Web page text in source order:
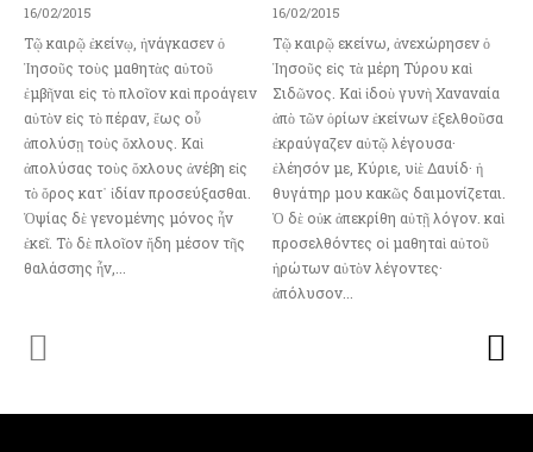
16/02/2015
Τῷ καιρῷ ἐκείνῳ, ἠνάγκασεν ὁ
Ἰησοῦς τοὺς μαθητὰς αὐτοῦ
ἐμβῆναι εἰς τὸ πλοῖον καὶ προάγειν
αὐτὸν εἰς τὸ πέραν, ἕως οὗ
ἀπολύσῃ τοὺς ὄχλους. Καὶ
ἀπολύσας τοὺς ὄχλους ἀνέβη εἰς
τὸ ὄρος κατ᾿ ἰδίαν προσεύξασθαι.
Ὀψίας δὲ γενομένης μόνος ἦν
ἐκεῖ. Τὸ δὲ πλοῖον ἤδη μέσον τῆς
θαλάσσης ἦν,...
16/02/2015
Τῷ καιρῷ εκείνω, ἀνεχώρησεν ὁ
Ἰησοῦς εἰς τὰ μέρη Τύρου καὶ
Σιδῶνος. Καὶ ἰδοὺ γυνὴ Χαναναία
ἀπὸ τῶν ὁρίων ἐκείνων ἐξελθοῦσα
ἐκραύγαζεν αὐτῷ λέγουσα·
ἐλέησόν με, Κύριε, υἱὲ Δαυίδ· ἡ
θυγάτηρ μου κακῶς δαιμονίζεται.
Ὁ δὲ οὐκ ἀπεκρίθη αὐτῇ λόγον. καὶ
προσελθόντες οἱ μαθηταὶ αὐτοῦ
ἠρώτων αὐτὸν λέγοντες·
ἀπόλυσον...